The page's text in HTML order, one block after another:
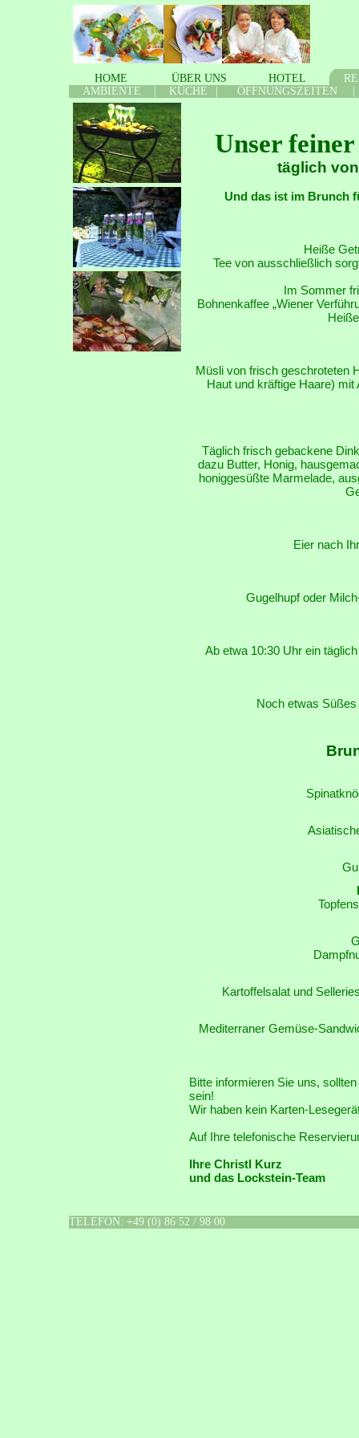
HOME ÜBER. UNS HOTEL
AMBIENTE
KÜCHE ÖFFNUNGSZEITEN
Unser
täglich
Und das ist im Brunch
Heiße
Tee von ausschließlich
Im Sommer
Bohnenkaffee „Wiener
Heiße
Müsli von frisch geschroteten
Haut und kräftige Haare)
Täglich frisch gebackene
dazu Butter, Honig,
honiggesüßte Marmelade,
Eier nach
Gugelhupf oder
Ab etwa 10:30 Uhr ein
Noch etwas
Kartoffelsalat und
Mediterraner Gemüse-
Bitte informieren Sie uns,
sein!
Wir haben kein Karten-
Auf Ihre telefonische
Ihre Christl Kurz
und das Lockstein-Team
TELEFON: +49 (0) 86 52 / 98 00